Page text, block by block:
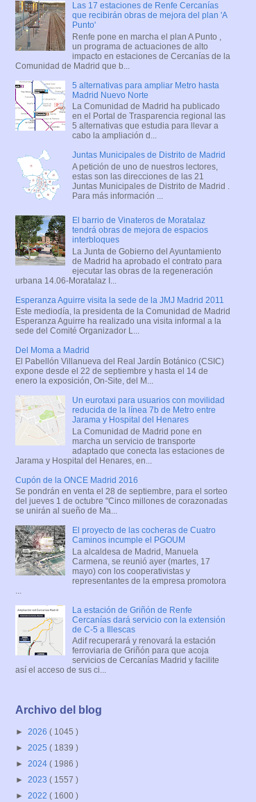
Las 17 estaciones de Renfe Cercanías
que recibirán obras de mejora del plan 'A
Punto'
Renfe pone en marcha el plan A Punto ,
un programa de actuaciones de alto
impacto en estaciones de Cercanías de la
Comunidad de Madrid que b...
5 alternativas para ampliar Metro hasta
Madrid Nuevo Norte
La Comunidad de Madrid ha publicado
en el Portal de Trasparencia regional las
5 alternativas que estudia para llevar a
cabo la ampliación d...
Juntas Municipales de Distrito de Madrid
A petición de uno de nuestros lectores,
estas son las direcciones de las 21
Juntas Municipales de Distrito de Madrid .
Para más información ...
El barrio de Vinateros de Moratalaz
tendrá obras de mejora de espacios
interbloques
La Junta de Gobierno del Ayuntamiento
de Madrid ha aprobado el contrato para
ejecutar las obras de la regeneración
urbana 14.06-Moratalaz I...
Esperanza Aguirre visita la sede de la JMJ Madrid 2011
Este mediodía, la presidenta de la Comunidad de Madrid
Esperanza Aguirre ha realizado una visita informal a la
sede del Comité Organizador L...
Del Moma a Madrid
El Pabellón Villanueva del Real Jardín Botánico (CSIC)
expone desde el 22 de septiembre y hasta el 14 de
enero la exposición, On-Site, del M...
Un eurotaxi para usuarios con movilidad
reducida de la línea 7b de Metro entre
Jarama y Hospital del Henares
La Comunidad de Madrid pone en
marcha un servicio de transporte
adaptado que conecta las estaciones de
Jarama y Hospital del Henares, en...
Cupón de la ONCE Madrid 2016
Se pondrán en venta el 28 de septiembre, para el sorteo
del jueves 1 de octubre "Cinco millones de corazonadas
se unirán al sueño de Ma...
El proyecto de las cocheras de Cuatro
Caminos incumple el PGOUM
La alcaldesa de Madrid, Manuela
Carmena, se reunió ayer (martes, 17
mayo) con los cooperativistas y
representantes de la empresa promotora
La estación de Griñón de Renfe
Cercanías dará servicio con la extensión
de C-5 a Illescas
Adif recuperará y renovará la estación
ferroviaria de Griñón para que acoja
servicios de Cercanías Madrid y facilite
así el acceso de sus ci...
Archivo del blog
► 2026 ( 1045 )
► 2025 ( 1839 )
► 2024 ( 1986 )
► 2023 ( 1557 )
► 2022 ( 1600 )